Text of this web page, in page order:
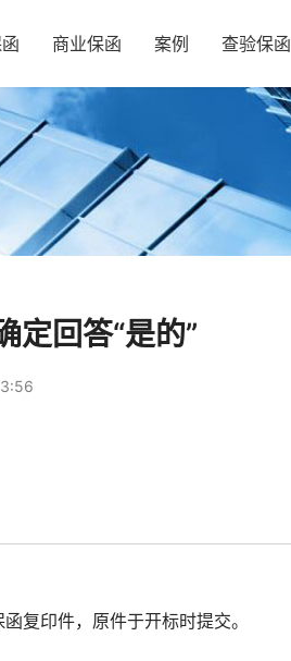
商业保函 案例 查验保函
定回答“是的”
复印件，原件于开标时提交。